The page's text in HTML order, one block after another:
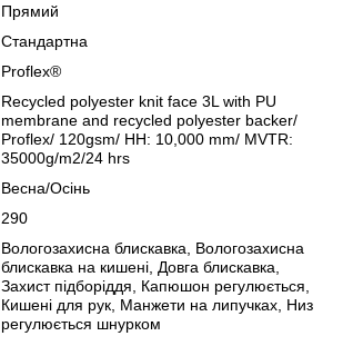
Прямий
Стандартна
Proflex®
Recycled polyester knit face 3L with PU
membrane and recycled polyester backer/
Proflex/ 120gsm/ HH: 10,000 mm/ MVTR:
35000g/m2/24 hrs
Весна/Осінь
290
Вологозахисна блискавка, Вологозахисна
блискавка на кишені, Довга блискавка,
Захист підборіддя, Капюшон регулюється,
Кишені для рук, Манжети на липучках, Низ
регулюється шнурком